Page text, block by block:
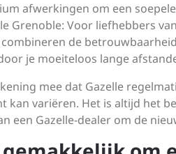
afwerkingen om een
Grenoble: Voor liefhebbers
de
je moeiteloos lange
mee dat Gazelle
kan variëren. Het is altijd het
een Gazelle-dealer om de